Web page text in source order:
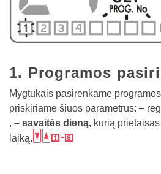
1. Programos
Mygtukais pasirenkame
priskiriame šiuos parametrus: –
, – savaitės dieną, kurią
laiką.bc9